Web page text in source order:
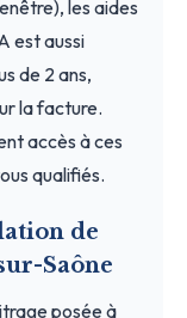
les aides
est aussi
de 2 ans,
la facture.
accès à ces
qualifiés.
de
Saône
posée à